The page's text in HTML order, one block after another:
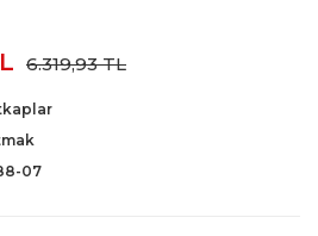
6.319,93 TL
07